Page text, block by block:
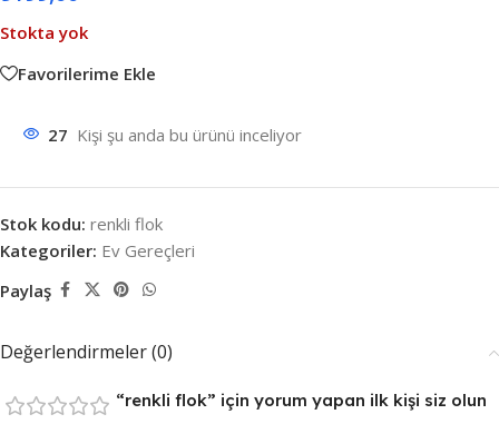
Stokta yok
Favorilerime Ekle
27 Kişi şu anda bu ürünü inceliyor
Stok kodu: renkli flok
Kategoriler: Ev Gereçleri
Paylaş
Değerlendirmeler (0)
“renkli flok” için yorum yapan ilk kişi siz olun